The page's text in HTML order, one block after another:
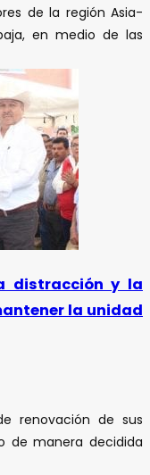
de la región Asia-
en medio de las
distracción y la
la unidad
renovación de sus
de manera decidida